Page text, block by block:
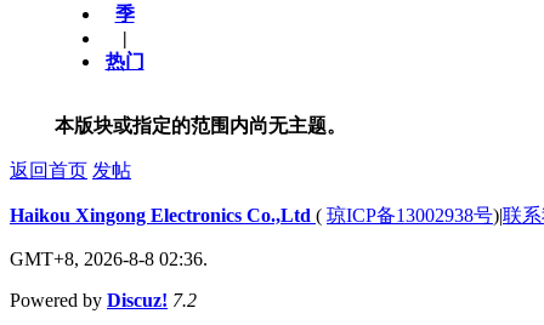
季
|
热门
本版块或指定的范围内尚无主题。
返回首页 发帖
Haikou Xingong Electronics Co.,Ltd ( 琼ICP备13002938号)|联
GMT+8, 2026-8-8 02:36.
Powered by Discuz! 7.2